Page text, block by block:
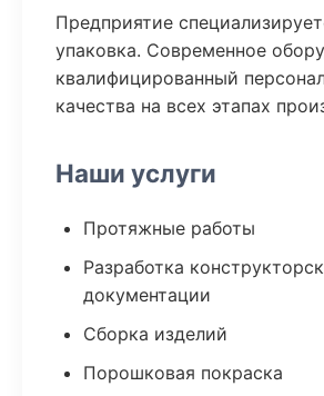
Предприятие
упаковка. Современное
квалифицированный
качества на всех этапах
Наши услуги
Протяжные работы
Разработка
документации
Сборка изделий
Порошковая покраска